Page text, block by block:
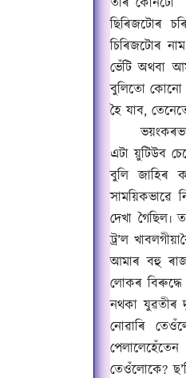
ছিৰিজটোৰ
চিৰিজটোৰ
ভেঁটি অথবা
বুলিতো কোনো
হৈ যাব,
এটা য়ুটিউব
বুলি জাহিৰ
সাময়িকভাৱে
দেখা গৈছিল৷
ট্ৰ’ল খাবলগীয়া
আমাৰ বহু
লোকৰ
নথকা যুৱতীৰ
নোৱাৰি
তেওঁলোকে?